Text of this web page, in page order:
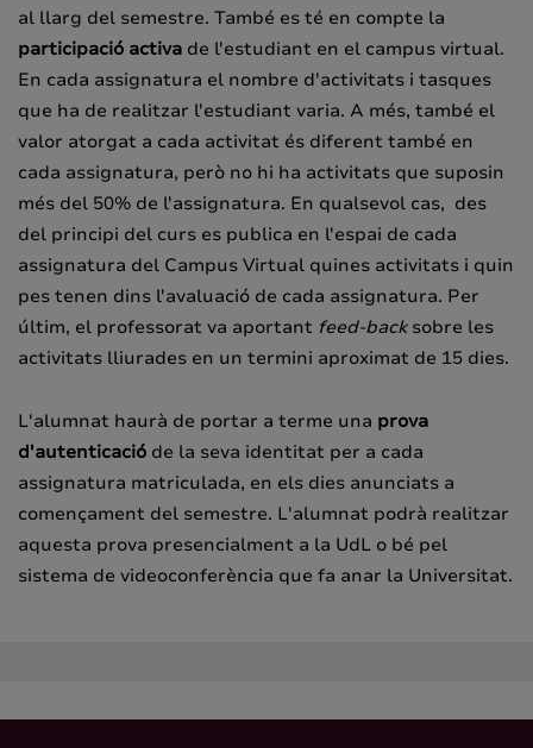
al llarg del semestre. També es té en compte la
participació activa de l'estudiant en el campus virtual.
En cada assignatura el nombre d'activitats i tasques
que ha de realitzar l'estudiant varia. A més, també el
valor atorgat a cada activitat és diferent també en
cada assignatura, però no hi ha activitats que suposin
més del 50% de l'assignatura. En qualsevol cas, des
del principi del curs es publica en l'espai de cada
assignatura del Campus Virtual quines activitats i quin
pes tenen dins l'avaluació de cada assignatura. Per
últim, el professorat va aportant feed-backsobre les
activitats lliurades en un termini aproximat de 15 dies.
L'alumnat haurà de portar a terme una prova
d'autenticació de la seva identitat per a cada
assignatura matriculada, en els dies anunciats a
començament del semestre. L'alumnat podrà realitzar
aquesta prova presencialment a la UdL o bé pel
sistema de videoconferència que fa anar la Universitat.